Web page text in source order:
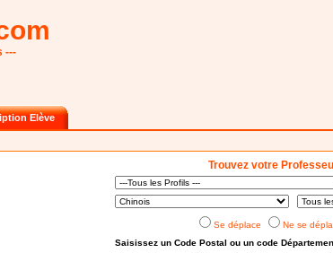
---
Elève
Trouvez votre
Se déplace Ne se
Saisissez un Code Postal ou un code